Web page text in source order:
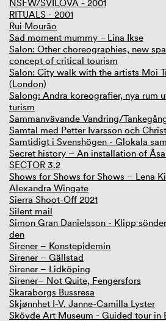
NSFW/SVILOVA - 2001
RITUALS - 2001
Rui Mourão
Sad moment mummy – Lina Ikse
Salon: Other choreographies, new
concept of critical tourism
Salon: City walk with the artists Moi
(London)
Salong: Andra koreografier, nya rum
turism
Sammanvävande Vandring/
Samtal med Petter Ivarsson och
Samtidigt i Svenshögen - Glokala
Secret history – An installation of
SECTOR 3.2
Shows for Shows for Shows – Lena
Alexandra Wingate
Sierra Shoot-Off 2021
Silent mail
Simon Gran Danielsson - Klipp
den
Sirener – Konstepidemin
Sirener – Gällstad
Sirener – Lidköping
Sirener– Not Quite, Fengersfors
Skaraborgs Bussresa
Skjønnhet I-V. Janne-Camilla Lyster
Skövde Art Museum - Guided tour in